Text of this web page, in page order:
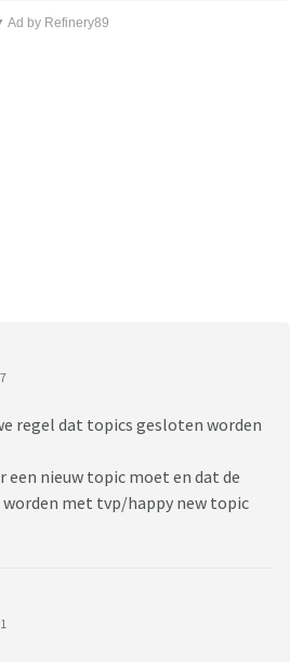
Ad by Refinery89
regel dat topics gesloten worden
een nieuw topic moet en dat de
met tvp/happy new topic